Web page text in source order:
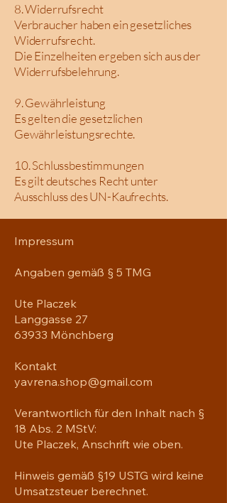
8. Widerrufsrecht
Verbraucher haben ein gesetzliches
Widerrufsrecht.
Die Einzelheiten ergeben sich aus der
Widerrufsbelehrung.
9. Gewährleistung
Es gelten die gesetzlichen
Gewährleistungsrechte.
10. Schlussbestimmungen
Es gilt deutsches Recht unter
Ausschluss des UN-Kaufrechts.
Impressum
Angaben gemäß § 5 TMG
Ute Placzek
Langgasse 27
63933 Mönchberg
Kontakt
yavrena.shop@gmail.com
Verantwortlich für den Inhalt nach §
18 Abs. 2 MStV:
Ute Placzek, Anschrift wie oben.
Hinweis gemäß §19 USTG wird keine
Umsatzsteuer berechnet.